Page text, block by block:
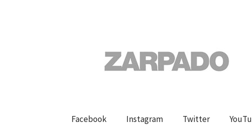
Facebook Instagram Twitter